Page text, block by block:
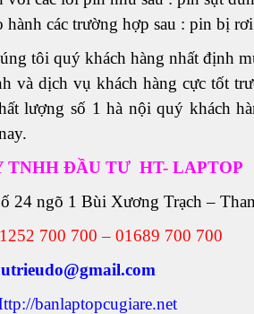
hành các trường hợp sau : pin bị
tôi quý khách hàng nhất định
và dịch vụ khách hàng cực tốt
lượng số 1 hà nội quý khách
TNHH ĐẦU TƯ HT- LAPTOP
24 ngõ 1 Bùi Xương Trạch –
700 700 – 01689 700 700
banlaptopcugiare.net